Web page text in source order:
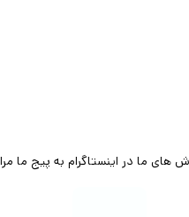
های ما در اینستاگرام به پیج ما